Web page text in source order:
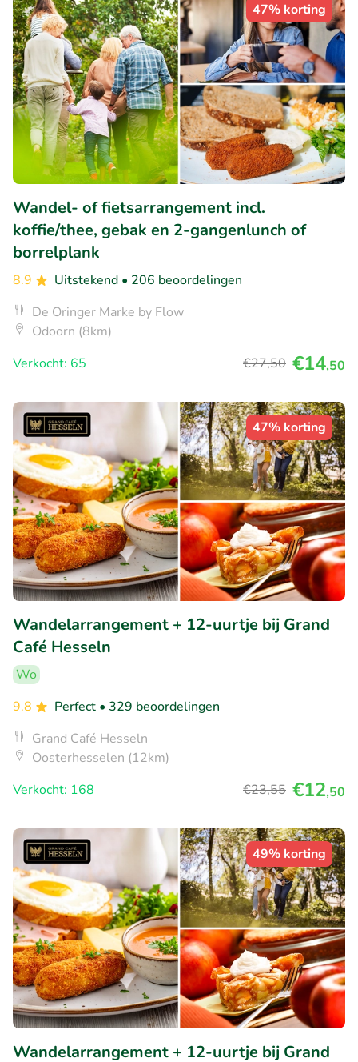
47% korting
Wandel- of fietsarrangement incl.
koffie/thee, gebak en 2-gangenlunch of
borrelplank
8.9 Uitstekend • 206 beoordelingen
De Oringer Marke by Flow
Odoorn (8km)
Verkocht: 65
€27,50 €14,50
47% korting
Wandelarrangement + 12-uurtje bij Grand
Café Hesseln
Wo
9.8
Perfect • 329 beoordelingen
Grand Café Hesseln
Oosterhesselen (12km)
Verkocht: 168
€23,55 €12,50
49% korting
Wandelarrangement + 12-uurtje bij Grand